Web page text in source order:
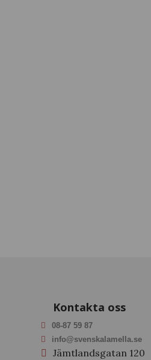
Kontakta oss
08-87 59 87
info@svenskalamella.se
Jämtlandsgatan 120